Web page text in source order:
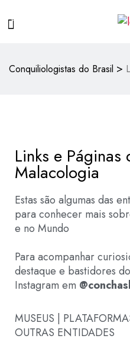
Conquiliologistas do Brasil >
Links e Páginas
Malacologia
Estas são algumas das
para conhecer mais
e no Mundo
Para acompanhar
destaque e bastidores
Instagram em
MUSEUS |
OUTRAS ENTIDADES